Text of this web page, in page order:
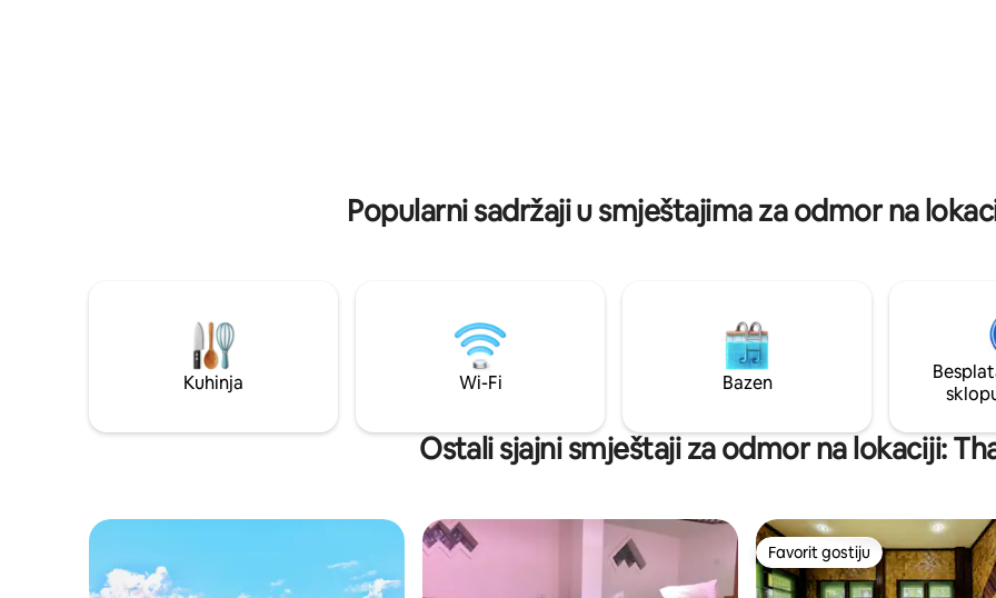
Popularni sadržaji u smještajima za odmor na
Kuhinja Wi-Fi Bazen
Ostali sjajni smještaji za odmor na lokaciji:
Favorit gostiju
Favorit gostiju